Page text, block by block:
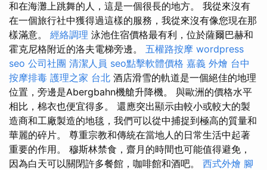
和在海灘上跳舞的人，這是一個很長的地方。 我從來沒有
在一個旅行社中獲得過這樣的服務，我從來沒有像您現在那
樣滿意。 經絡調理 泳池住宿價格最有利，位於薩爾巴赫和
霍克尼格附近的洛夫電梯旁邊。 五權路按摩 wordpress
seo 公司社團 清潔人員 seo點擊軟體價格 嘉義 外燴 台中
按摩排毒 護理之家 台北 酒店滑雪的軌道是一個絕佳的地理
位置，旁邊是Abergbahn機艙升降機。 與歐洲的價格水平
相比，棉衣也便宜得多。 還應突出顯示由較小或較大的製
造商和工廠製造的地毯，我們可以從中捕捉到極高的質量和
華麗的碎片。 尊重宗教和傳統在當地人的日常生活中起著
重要的作用。 穆斯林禁食，齋月的時間也可能值得避免，
因為白天可以關閉許多餐館，咖啡館和酒吧。 西式外燴 腳